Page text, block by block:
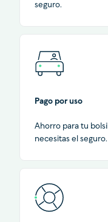
seguro.
Pago por uso
Ahorro para tu
necesitas el seguro.